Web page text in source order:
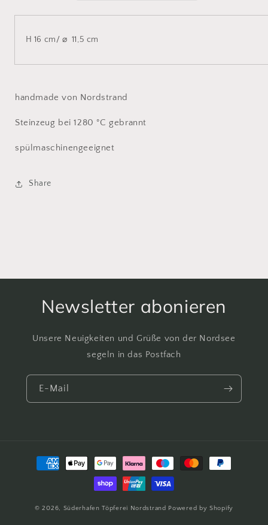
H 16 cm/ ⌀ 11,5 cm
handmade von Nordstrand
Steinzeug bei 1280 °C gebrannt
spülmaschinengeeignet
Share
Newsletter abonieren
Unsere Neuigkeiten und Grüße von der Nordsee
segeln in das Postfach
E-Mail
Zahlungsmethoden
© 2026, Süderhafen Töpferei Nordstrand Powered by Shopify